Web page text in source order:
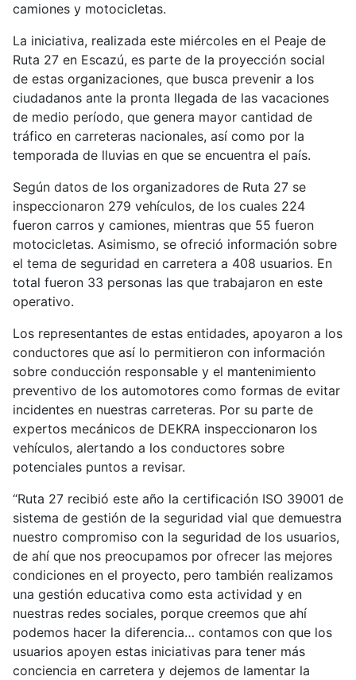
camiones y motocicletas.
La iniciativa, realizada este miércoles en el Peaje de
Ruta 27 en Escazú, es parte de la proyección social
de estas organizaciones, que busca prevenir a los
ciudadanos ante la pronta llegada de las vacaciones
de medio período, que genera mayor cantidad de
tráfico en carreteras nacionales, así como por la
temporada de lluvias en que se encuentra el país.
Según datos de los organizadores de Ruta 27 se
inspeccionaron 279 vehículos, de los cuales 224
fueron carros y camiones, mientras que 55 fueron
motocicletas. Asimismo, se ofreció información sobre
el tema de seguridad en carretera a 408 usuarios. En
total fueron 33 personas las que trabajaron en este
operativo.
Los representantes de estas entidades, apoyaron a los
conductores que así lo permitieron con información
sobre conducción responsable y el mantenimiento
preventivo de los automotores como formas de evitar
incidentes en nuestras carreteras. Por su parte de
expertos mecánicos de DEKRA inspeccionaron los
vehículos, alertando a los conductores sobre
potenciales puntos a revisar.
“Ruta 27 recibió este año la certificación ISO 39001 de
sistema de gestión de la seguridad vial que demuestra
nuestro compromiso con la seguridad de los usuarios,
de ahí que nos preocupamos por ofrecer las mejores
condiciones en el proyecto, pero también realizamos
una gestión educativa como esta actividad y en
nuestras redes sociales, porque creemos que ahí
podemos hacer la diferencia… contamos con que los
usuarios apoyen estas iniciativas para tener más
conciencia en carretera y dejemos de lamentar la